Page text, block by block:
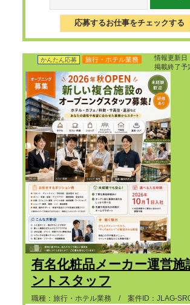
応募するお仕事をチェックする
情報更新
掲載終了予
かんたん応募 旅行・ホテル業務
有名化粧品メーカー運営施
ントスタッフ
職種：旅行・ホテル業務 / 案件ID：JLAG-